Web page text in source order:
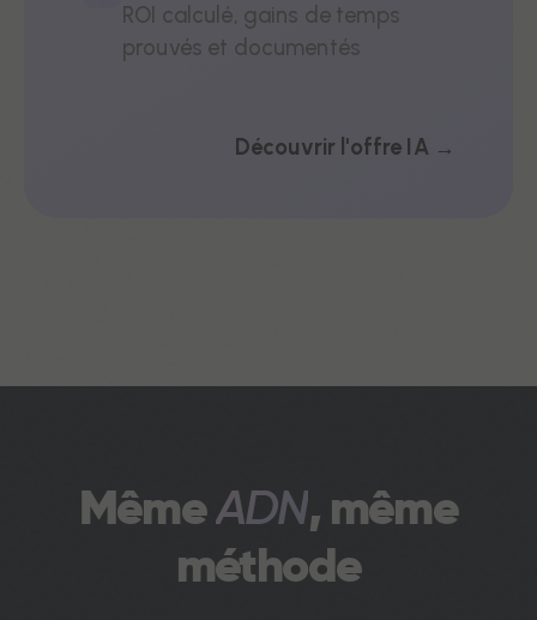
ROI calculé, gains de temps
prouvés et documentés
Découvrir l'offre IA →
MêmeADN, même
méthode